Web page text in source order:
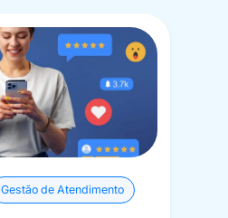
Gestão de Atendimento